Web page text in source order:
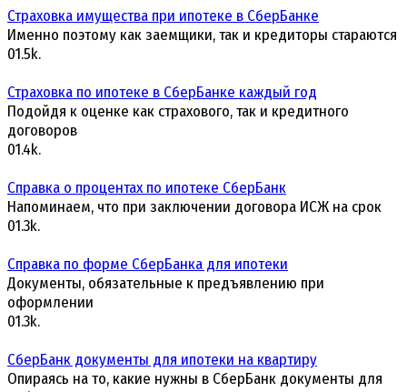
Страховка имущества при ипотеке в СберБанке
Именно поэтому как заемщики, так и кредиторы стараются
01.5k.
Страховка по ипотеке в СберБанке каждый год
Подойдя к оценке как страхового, так и кредитного
договоров
01.4k.
Справка о процентах по ипотеке СберБанк
Напоминаем, что при заключении договора ИСЖ на срок
01.3k.
Справка по форме СберБанка для ипотеки
Документы, обязательные к предъявлению при
оформлении
01.3k.
СберБанк документы для ипотеки на квартиру
Опираясь на то, какие нужны в СберБанк документы для